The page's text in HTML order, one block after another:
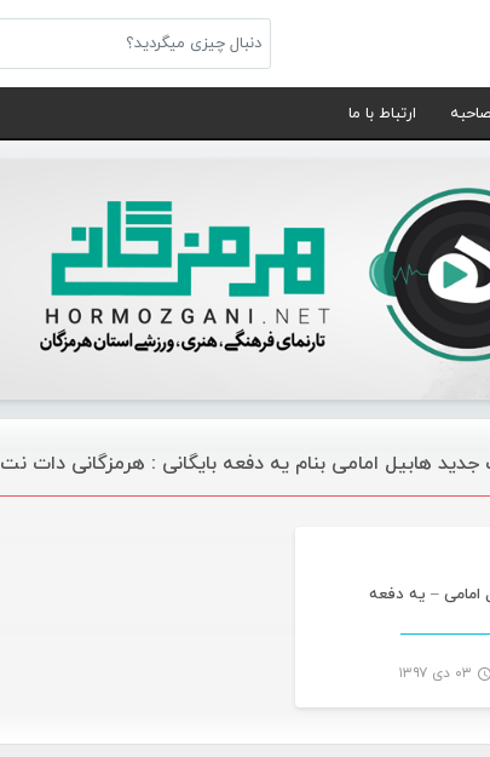
ارتباط با ما
جدید هابیل امامی بنام یه دفعه بایگانی : هرمزگانی دات نت
امامی – یه دفعه
۰۳ دی ۱۳۹۷